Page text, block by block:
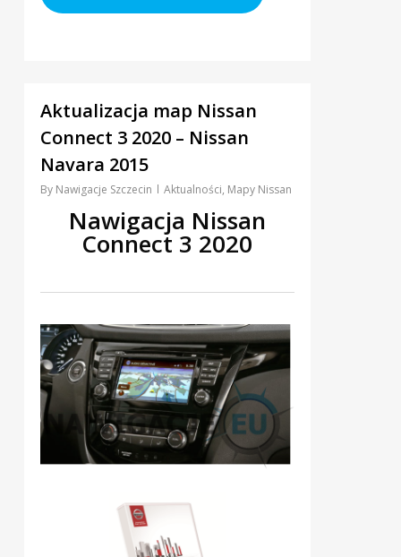
Aktualizacja map Nissan
Connect 3 2020 – Nissan
Navara 2015
By Nawigacje Szczecin Aktualności, Mapy Nissan
Nawigacja Nissan
Connect 3 2020